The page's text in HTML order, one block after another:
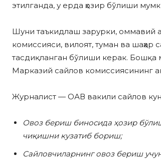
этилганда, у ерда ҳозир бўлиши
Шуни таъкидлаш зарурки, оммавий
комиссияси, вилоят, туман ва
тасдиқланган бўлиши керак. Бошқа
Марказий сайлов комиссиясининг
Журналист — ОАВ вакили сайлов
Овоз бериш биносида ҳозир
чиқишни кузатиб бориш;
Сайловчиларнинг овоз бериш